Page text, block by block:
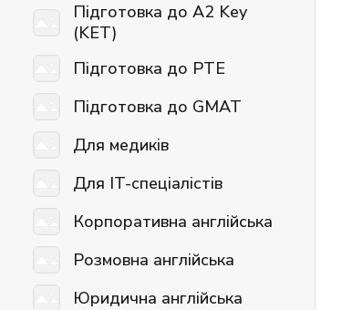
Підготовка до A2 Key
(KET)
Підготовка до PTE
Підготовка до GMAT
Для медиків
Для IT-спеціалістів
Корпоративна англійська
Розмовна англійська
Юридична англійська